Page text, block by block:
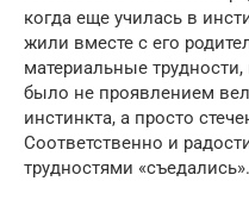
когда еще училась в
жили вместе с его
материальные
было не проявлением
инстинкта, а просто
Соответственно и
трудностями «съедались».